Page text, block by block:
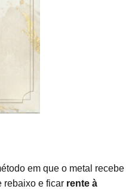
em que o metal recebe
rebaixo e ficar rente à